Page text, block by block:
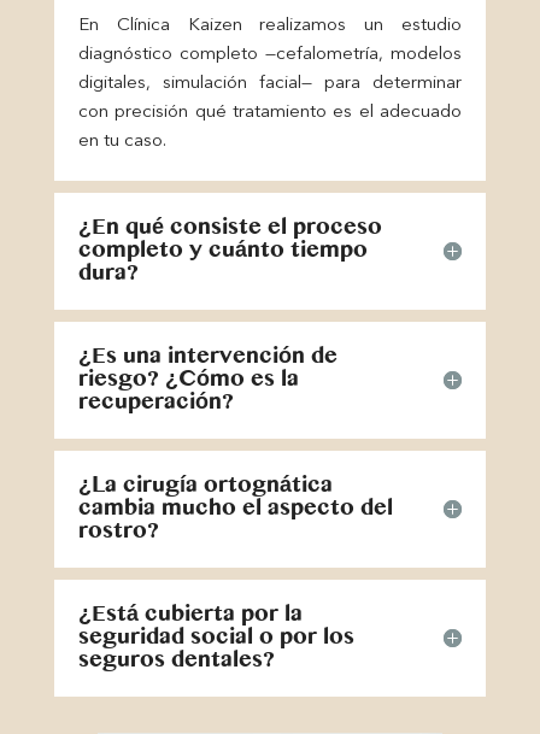
En Clínica Kaizen realizamos un estudio
diagnóstico completo —cefalometría, modelos
digitales, simulación facial— para determinar
con precisión qué tratamiento es el adecuado
en tu caso.
¿En qué consiste el proceso
completo y cuánto tiempo
dura?
¿Es una intervención de
riesgo? ¿Cómo es la
recuperación?
¿La cirugía ortognática
cambia mucho el aspecto del
rostro?
¿Está cubierta por la
seguridad social o por los
seguros dentales?